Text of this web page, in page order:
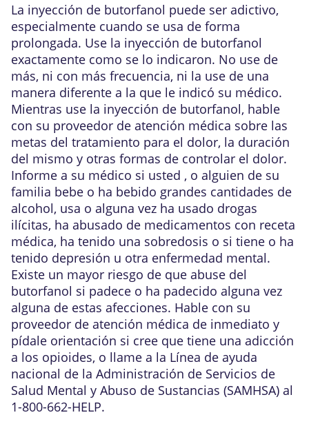
La inyección de butorfanol puede ser adictivo,
especialmente cuando se usa de forma
prolongada. Use la inyección de butorfanol
exactamente como se lo indicaron. No use de
más, ni con más frecuencia, ni la use de una
manera diferente a la que le indicó su médico.
Mientras use la inyección de butorfanol, hable
con su proveedor de atención médica sobre las
metas del tratamiento para el dolor, la duración
del mismo y otras formas de controlar el dolor.
Informe a su médico si usted , o alguien de su
familia bebe o ha bebido grandes cantidades de
alcohol, usa o alguna vez ha usado drogas
ilícitas, ha abusado de medicamentos con receta
médica, ha tenido una sobredosis o si tiene o ha
tenido depresión u otra enfermedad mental.
Existe un mayor riesgo de que abuse del
butorfanol si padece o ha padecido alguna vez
alguna de estas afecciones. Hable con su
proveedor de atención médica de inmediato y
pídale orientación si cree que tiene una adicción
a los opioides, o llame a la Línea de ayuda
nacional de la Administración de Servicios de
Salud Mental y Abuso de Sustancias (SAMHSA) al
1-800-662-HELP.